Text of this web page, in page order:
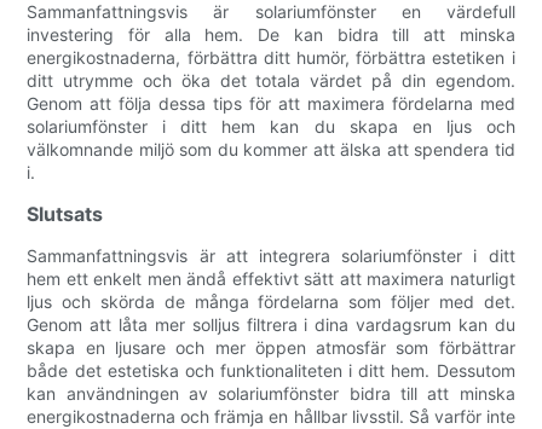
Sammanfattningsvis är solariumfönster en värdefull
investering för alla hem. De kan bidra till att minska
energikostnaderna, förbättra ditt humör, förbättra estetiken i
ditt utrymme och öka det totala värdet på din egendom.
Genom att följa dessa tips för att maximera fördelarna med
solariumfönster i ditt hem kan du skapa en ljus och
välkomnande miljö som du kommer att älska att spendera tid
i.
Slutsats
Sammanfattningsvis är att integrera solariumfönster i ditt
hem ett enkelt men ändå effektivt sätt att maximera naturligt
ljus och skörda de många fördelarna som följer med det.
Genom att låta mer solljus filtrera i dina vardagsrum kan du
skapa en ljusare och mer öppen atmosfär som förbättrar
både det estetiska och funktionaliteten i ditt hem. Dessutom
kan användningen av solariumfönster bidra till att minska
energikostnaderna och främja en hållbar livsstil. Så varför inte